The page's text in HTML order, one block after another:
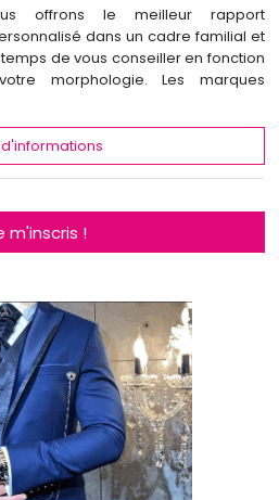
offrons le meilleur rapport
dans un cadre familial et
de vous conseiller en fonction
morphologie. Les marques
d'informations
m'inscris !